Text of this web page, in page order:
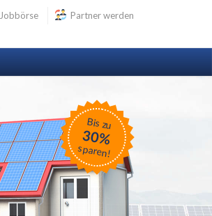
Jobbörse Partner werden
Bis zu
30%
sparen!